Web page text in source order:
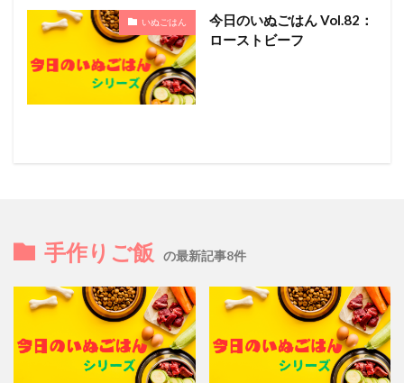
いぬごはん
今日のいぬごはん Vol.82：
ローストビーフ
手作りご飯 の最新記事8件